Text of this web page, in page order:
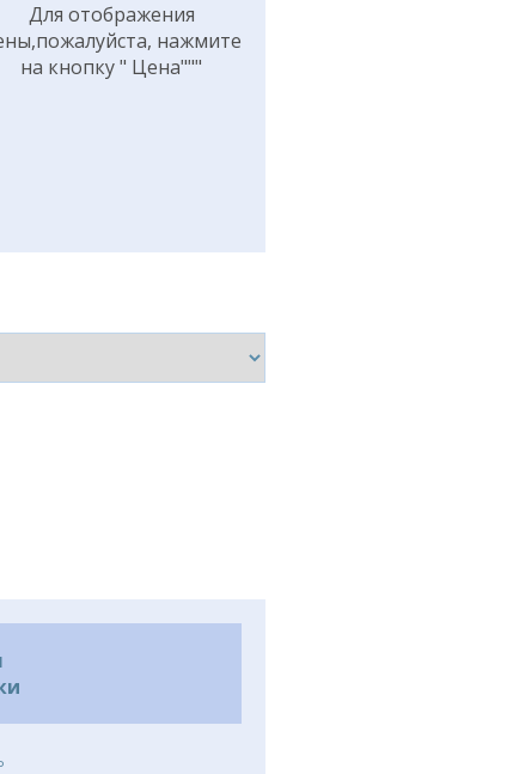
Для отображения
нажмите
на кнопку " Цена"""